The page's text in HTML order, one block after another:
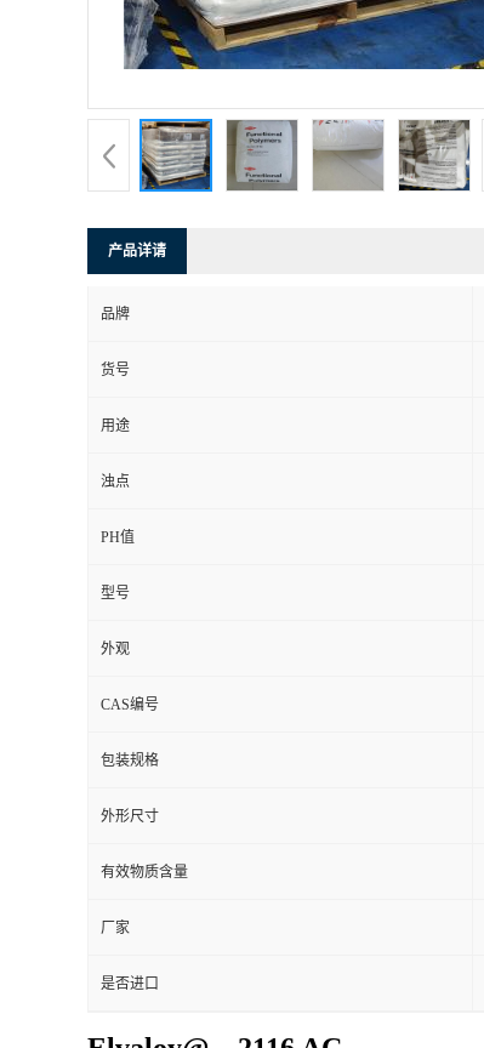
产品详请
品牌
货号
用途
浊点
PH值
型号
外观
CAS编号
包装规格
外形尺寸
有效物质含量
厂家
是否进口